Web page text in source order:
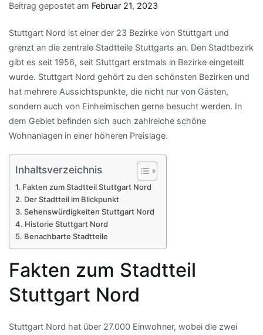
Beitrag gepostet am Februar 21, 2023
Stuttgart Nord ist einer der 23 Bezirke von Stuttgart und
grenzt an die zentrale Stadtteile Stuttgarts an. Den Stadtbezirk
gibt es seit 1956, seit Stuttgart erstmals in Bezirke eingeteilt
wurde. Stuttgart Nord gehört zu den schönsten Bezirken und
hat mehrere Aussichtspunkte, die nicht nur von Gästen,
sondern auch von Einheimischen gerne besucht werden. In
dem Gebiet befinden sich auch zahlreiche schöne
Wohnanlagen in einer höheren Preislage.
Inhaltsverzeichnis
Fakten zum Stadtteil Stuttgart Nord
Der Stadtteil im Blickpunkt
Sehenswürdigkeiten Stuttgart Nord
Historie Stuttgart Nord
Benachbarte Stadtteile
Fakten zum Stadtteil
Stuttgart Nord
Stuttgart Nord hat über 27.000 Einwohner, wobei die zwei